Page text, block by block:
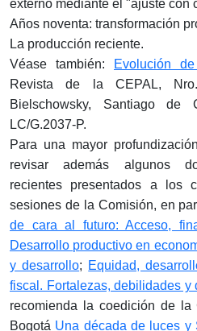
externo mediante el "ajuste con
Años noventa: transformación
La producción reciente.
Véase también:
Evolución
Revista de la CEPAL,
Bielschowsky, Santiago de
LC/G.2037-P.
Para una mayor
revisar además algunos
recientes presentados a los
sesiones de la Comisión, en
de cara al futuro: Acceso,
Desarrollo productivo en
y desarrollo; Equidad,
fiscal. Fortalezas, debilidades y
recomienda la coedición de la
Bogotá Una década de luces y